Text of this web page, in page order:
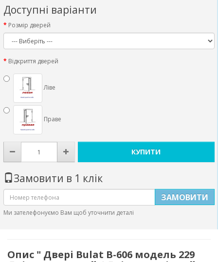
Доступні варіанти
Розмір дверей
Відкриття дверей
Ліве
Праве
КУПИТИ
Замовити в 1 клік
ЗАМОВИТИ
Ми зателефонуємо Вам щоб уточнити деталі
Опис " Двері Bulat B-606 модель 229